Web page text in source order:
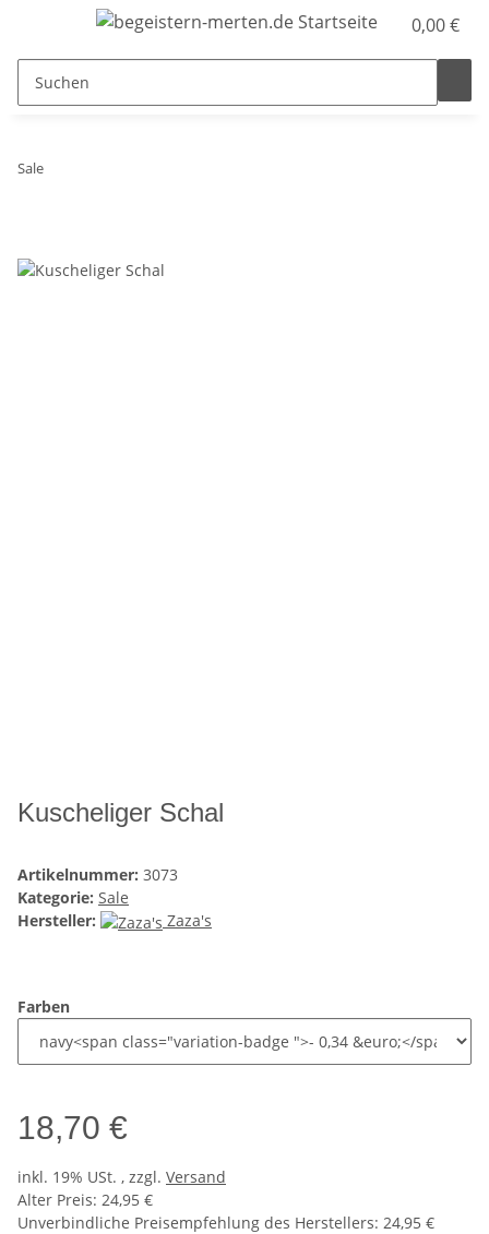
0,00 €
Sale
Kuscheliger Schal
Artikelnummer: 3073
Kategorie: Sale
Hersteller:
Zaza's
Farben
18,70 €
inkl. 19% USt. , zzgl. Versand
Alter Preis: 24,95 €
Unverbindliche Preisempfehlung des Herstellers: 24,95 €